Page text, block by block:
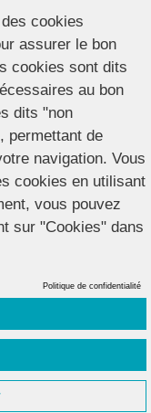
– La Créole –
Nabil Harlow – La
La Madame Klaude –
la présentation du
:Visuelab|
cookies
assurer le bon
cookies sont dits
au bon
dits "non
permettant de
navigation. Vous
cookies en utilisant
vous pouvez
sur "Cookies" dans
Politique de confidentialité